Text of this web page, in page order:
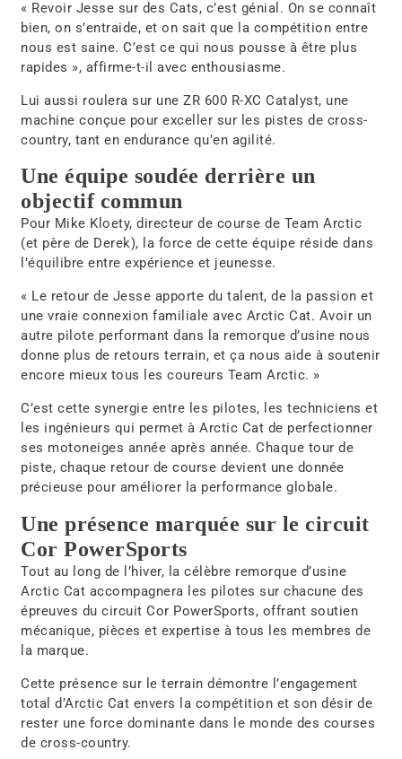
« Revoir Jesse sur des Cats, c’est génial. On se connaît
bien, on s’entraide, et on sait que la compétition entre
nous est saine. C’est ce qui nous pousse à être plus
rapides », affirme-t-il avec enthousiasme.
Lui aussi roulera sur uneZR 600 R-XC Catalyst, une
machine conçue pour exceller sur les pistes de cross-
country, tant en endurance qu’en agilité.
Une équipe soudée derrière un
objectif commun
Pour Mike Kloety, directeur de course de Team Arctic
(et père de Derek), la force de cette équipe réside dans
l’équilibre entre expérience et jeunesse.
« Le retour de Jesse apporte du talent, de la passion et
une vraie connexion familiale avec Arctic Cat. Avoir un
autre pilote performant dans la remorque d’usine nous
donne plus de retours terrain, et ça nous aide à soutenir
encore mieux tous les coureurs Team Arctic. »
C’est cette synergie entre les pilotes, les techniciens et
les ingénieurs qui permet à Arctic Cat de perfectionner
ses motoneiges année après année. Chaque tour de
piste, chaque retour de course devient une donnée
précieuse pour améliorer la performance globale.
Une présence marquée sur le circuit
Cor PowerSports
Tout au long de l’hiver, la célèbre remorque d’usine
Arctic Cat accompagnera les pilotes sur chacune des
épreuves du circuitCor PowerSports, offrant soutien
mécanique, pièces et expertise à tous les membres de
la marque.
Cette présence sur le terrain démontre l’engagement
total d’Arctic Cat envers la compétition et son désir de
rester une force dominante dans le monde des courses
de cross-country.